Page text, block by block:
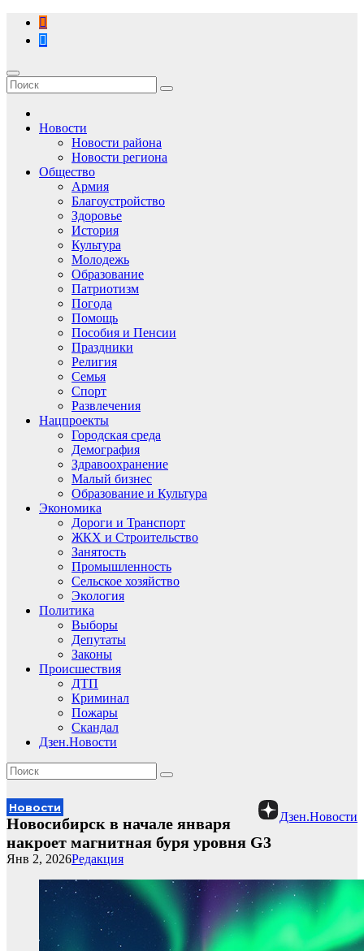
Перейти
содержимому
Новости
Новости района
Новости региона
Общество
Армия
Благоустройство
Здоровье
История
Культура
Молодежь
Образование
Патриотизм
Погода
Помощь
Пособия и Пенсии
Праздники
Религия
Семья
Спорт
Развлечения
Нацпроекты
Городская среда
Демография
Здравоохранение
Малый бизнес
Образование и Культура
Экономика
Дороги и Транспорт
ЖКХ и Строительство
Занятость
Промышленность
Сельское хозяйство
Экология
Политика
Выборы
Депутаты
Законы
Происшествия
ДТП
Криминал
Пожары
Скандал
Дзен.Новости
Дзен.Новости
Новости
Новосибирск в начале января
накроет магнитная буря уровня G3
Редакция
Янв 2, 2026